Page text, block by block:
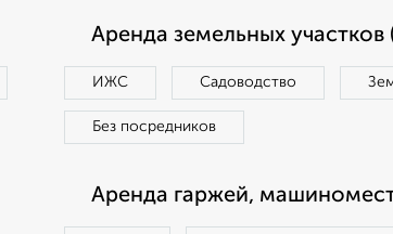
Аренда земельных участков
ИЖС Садоводство
Без посредников
Аренда гаржей,